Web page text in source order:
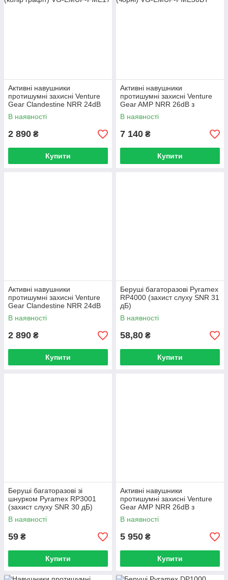
Активні навушники
протишумні захисні Venture
Gear Clandestine NRR 24dB
(колір графіт)
В наявності
2 890 ₴
Купити
Активні навушники
протишумні захисні Venture
Gear AMP NRR 26dB з
Bluetooth (чорні)
В наявності
7 140 ₴
Купити
Активні навушники
протишумні захисні Venture
Gear Clandestine NRR 24dB
(чорні)
В наявності
2 890 ₴
Купити
Беруші багаторазові Pyramex
RP4000 (захист слуху SNR 31
дБ)
В наявності
58,80 ₴
Купити
Беруші багаторазові зі
шнурком Pyramex RP3001
(захист слуху SNR 30 дБ)
В наявності
59 ₴
Купити
Активні навушники
протишумні захисні Venture
Gear AMP NRR 26dB з
Bluetooth (пісочного кольору)
В наявності
5 950 ₴
Купити